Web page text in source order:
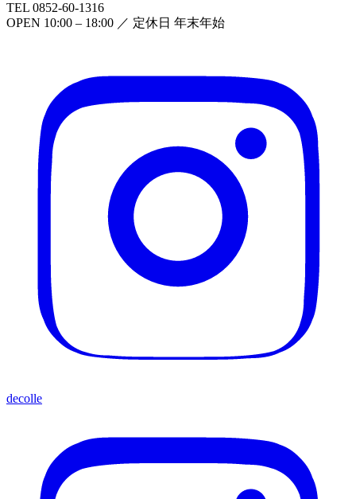
TEL 0852-60-1316
OPEN 10:00 – 18:00 ／ 定休日 年末年始
decolle